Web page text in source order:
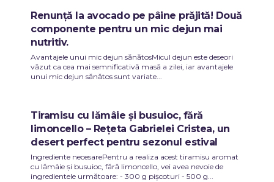
Renunță la avocado pe pâine prăjită! Două
componente pentru un mic dejun mai
nutritiv.
Avantajele unui mic dejun sănătosMicul dejun este deseori
văzut ca cea mai semnificativă masă a zilei, iar avantajele
unui mic dejun sănătos sunt variate...
Tiramisu cu lămâie și busuioc, fără
limoncello – Rețeta Gabrielei Cristea, un
desert perfect pentru sezonul estival
Ingrediente necesarePentru a realiza acest tiramisu aromat
cu lămâie și busuioc, fără limoncello, vei avea nevoie de
ingredientele următoare: - 300 g pișcoturi - 500 g...